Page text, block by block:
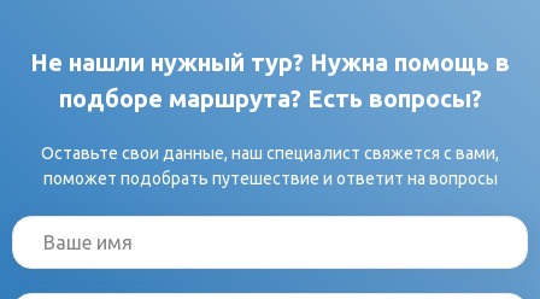
зависимости от ограничений введённых регионом/
страной). Иностранные граждане должны иметь при
себе миграционную карту.
административных границ областей (субъектов) Российской
Федерации, за исключением границы города Москва и
должны быть заранее поданы в Единую государственную
информационную систему обеспечения транспортной
Не нашли нужный тур? Нужна помощь в
подборе маршрута? Есть вопросы?
Оставьте свои данные, наш специалист свяжется с вами,
поможет подобрать путешествие и ответит на вопросы